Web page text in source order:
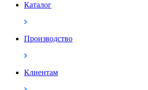
Каталог
Производство
Клиентам